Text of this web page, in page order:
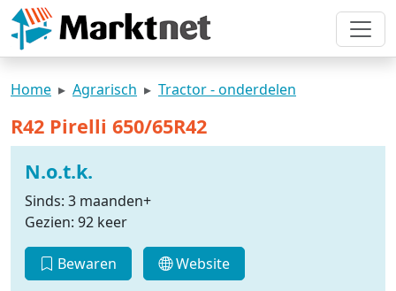
Home Agrarisch Tractor - onderdelen
R42 Pirelli 650/65R42
N.o.t.k.
Sinds: 3 maanden+
Gezien: 92 keer
Bewaren Website